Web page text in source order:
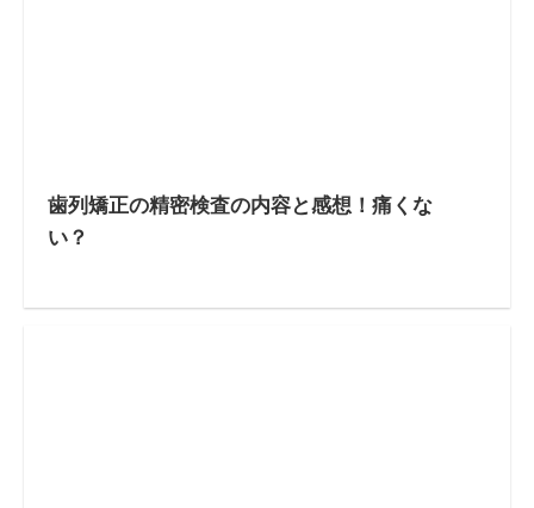
歯列矯正の精密検査の内容と感想！痛くな
い？